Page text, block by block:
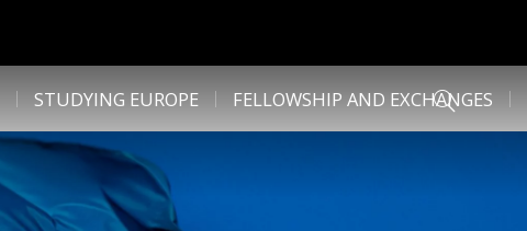
STUDYING EUROPE FELLOWSHIP AND EXCHANGES